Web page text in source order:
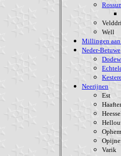
Well
Millingen
Neder-Betuwe
Neerijnen
Est
Varik